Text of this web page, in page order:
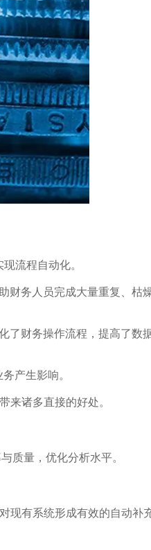
流程自动化。
财务人员完成大量重复、枯
财务操作流程，提高了数
产生影响。
来诸多直接的好处。
质量，优化分析水平。
现有系统形成有效的自动